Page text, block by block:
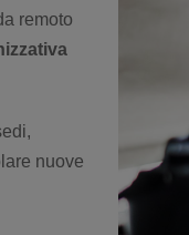
remoto
nuove